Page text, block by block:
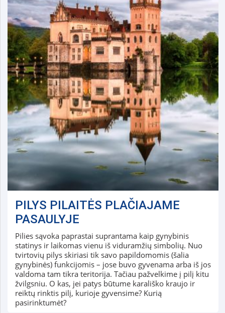
PILYS PILAITĖS PLAČIAJAME
PASAULYJE
Pilies sąvoka paprastai suprantama kaip gynybinis
statinys ir laikomas vienu iš viduramžių simbolių. Nuo
tvirtovių pilys skiriasi tik savo papildomomis (šalia
gynybinės) funkcijomis – jose buvo gyvenama arba iš jos
valdoma tam tikra teritorija. Tačiau pažvelkime į pilį kitu
žvilgsniu. O kas, jei patys būtume karališko kraujo ir
reiktų rinktis pilį, kurioje gyvensime? Kurią
pasirinktumėt?